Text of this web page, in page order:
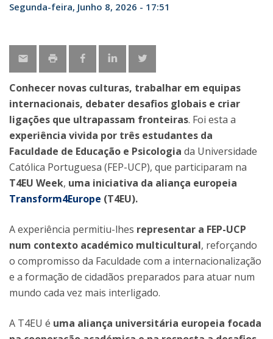
Segunda-feira, Junho 8, 2026 - 17:51
Conhecer novas culturas, trabalhar em equipas
internacionais, debater desafios globais e criar
ligações que ultrapassam fronteiras. Foi esta a
experiência vivida por três estudantes da
Faculdade de Educação e Psicologia da Universidade
Católica Portuguesa (FEP-UCP), que participaram na
T4EU Week, uma iniciativa da aliança europeia
Transform4Europe (T4EU).
A experiência permitiu-lhes representar a FEP-UCP
num contexto académico multicultural, reforçando
o compromisso da Faculdade com a internacionalização
e a formação de cidadãos preparados para atuar num
mundo cada vez mais interligado.
A T4EU é uma aliança universitária europeia focada